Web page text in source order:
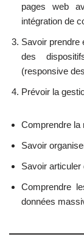
pages web
intégration de
Savoir prendre
des
(responsive
Prévoir la
Comprendre la
Savoir
Savoir articuler
Comprendre
données